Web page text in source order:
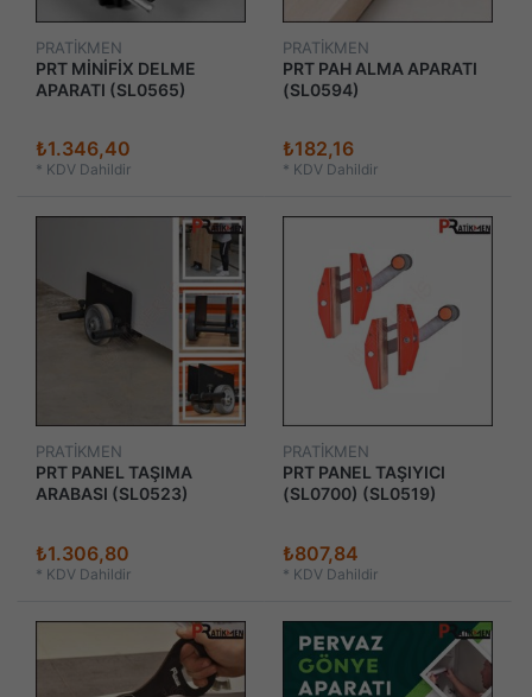
PRATİKMEN
PRT MİNİFİX DELME
APARATI (SL0565)
₺1.346,40
* KDV Dahildir
PRATİKMEN
PRT PAH ALMA APARATI
(SL0594)
₺182,16
* KDV Dahildir
PRATİKMEN
PRT PANEL TAŞIMA
ARABASI (SL0523)
₺1.306,80
* KDV Dahildir
PRATİKMEN
PRT PANEL TAŞIYICI
(SL0700) (SL0519)
₺807,84
* KDV Dahildir